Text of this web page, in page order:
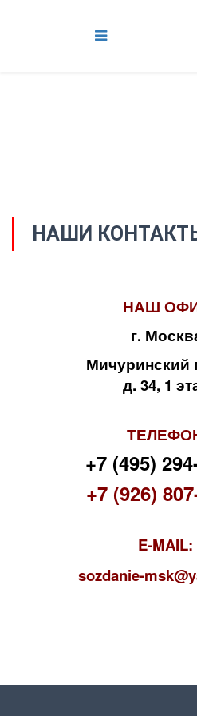
НАШИ
НАШ
г.
Мичуринский
д. 34, 1
+7 (495)
+7 (926)
E-MAIL:
sozdanie-